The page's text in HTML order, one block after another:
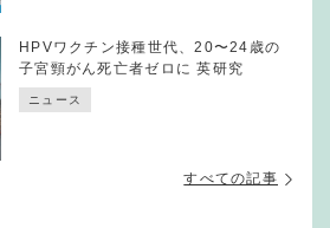
HPVワクチン接種世代、20〜24歳の
子宮頸がん死亡者ゼロに 英研究
ニュース
すべての記事